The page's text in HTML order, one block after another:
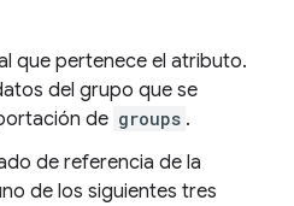
que pertenece el atributo.
del grupo que se
de groups .
de referencia de la
de los siguientes tres